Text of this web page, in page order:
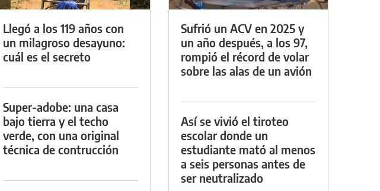
Llegó a los 119 años con
un milagroso desayuno:
cuál es el secreto
Super-adobe: una casa
bajo tierra y el techo
verde, con una original
técnica de contrucción
Sufrió un ACV en 2025 y
un año después, a los 97,
rompió el récord de volar
sobre las alas de un avión
Así se vivió el tiroteo
escolar donde un
estudiante mató al menos
a seis personas antes de
ser neutralizado